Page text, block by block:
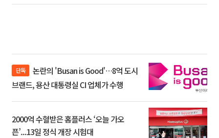
단독
브랜드, 용산 대통령실 CI 업체가 수행
2000억 수혈받은 홈플러스 ‘오늘 가오
픈’...13일 정식 개장 시험대